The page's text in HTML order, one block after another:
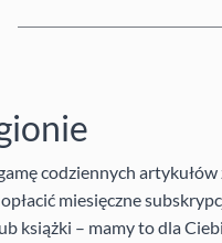
codziennych
miesięczne
książki – mamy to dla